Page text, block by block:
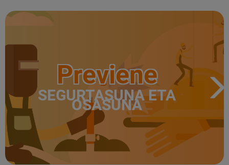
Previene
SEGURTASUNA ETA
OSASUNA